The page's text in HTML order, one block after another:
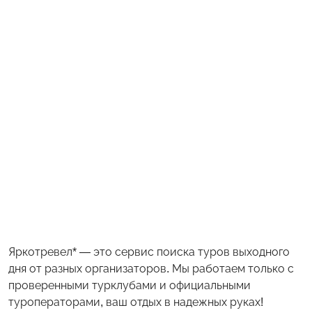
Яркотревел* — это сервис поиска туров выходного
дня от разных организаторов. Мы работаем только с
проверенными турклубами и официальными
туроператорами, ваш отдых в надежных руках!